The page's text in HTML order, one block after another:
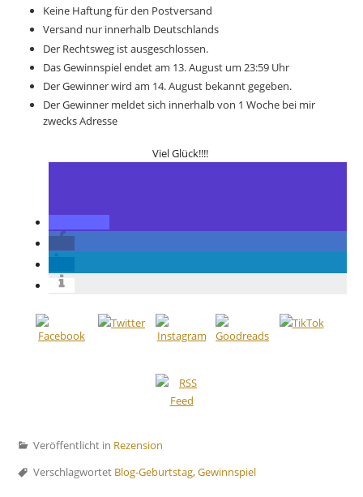
Keine Haftung für den Postversand
Versand nur innerhalb Deutschlands
Der Rechtsweg ist ausgeschlossen.
Das Gewinnspiel endet am 13. August um 23:59 Uhr
Der Gewinner wird am 14. August bekannt gegeben.
Der Gewinner meldet sich innerhalb von 1 Woche bei mir
zwecks Adresse
Viel Glück!!!!
Veröffentlicht in Rezension
Verschlagwortet Blog-Geburtstag,Gewinnspiel